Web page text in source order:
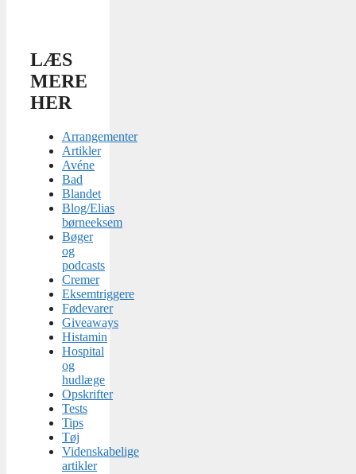
LÆS
MERE
HER
Arrangementer
Artikler
Avéne
Bad
Blandet
Blog/Elias
børneeksem
Bøger
og
podcasts
Cremer
Eksemtriggere
Fødevarer
Giveaways
Histamin
Hospital
og
hudlæge
Opskrifter
Tests
Tips
Tøj
Videnskabelige
artikler